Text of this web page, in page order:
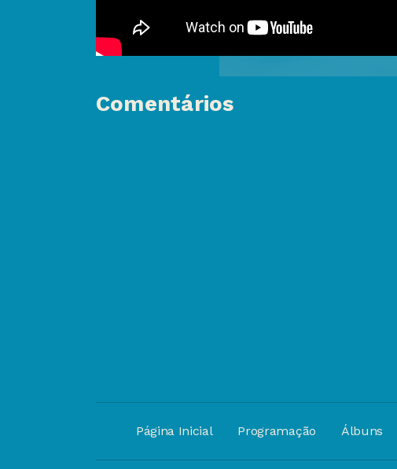
Comentários
Página Inicial Programação Álbuns